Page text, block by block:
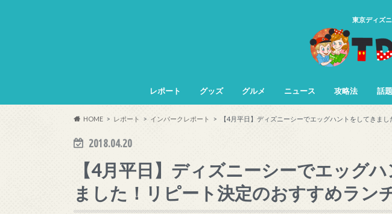
東京ディズ
レポート グッズ グルメ ニュース 攻略法 話題
HOME レポート インパークレポート 【4月平日】ディズニーシーでエッグハントをしてきま
2018.04.20
【4月平日】ディズニーシーでエッグ
ました！リピート決定のおすすめラン